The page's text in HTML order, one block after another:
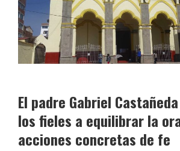
El padre Gabriel
los fieles a equilibrar la
acciones concretas de fe